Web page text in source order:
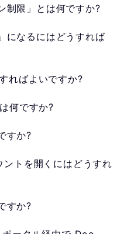
制限」とは何ですか?
になるにはどうすれば
ればよいですか?
何ですか?
すか?
トを開くにはどうすれ
すか?